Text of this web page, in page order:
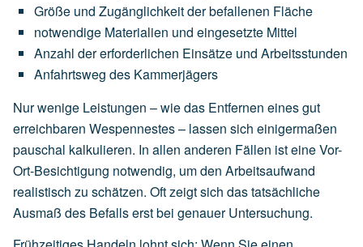
Größe und Zugänglichkeitderbefallenen Fläche
notwendige Materialien und eingesetzte Mittel
Anzahl dererforderlichen Einsätze und Arbeitsstunden
Anfahrtsweg des Kammerjägers
Nur wenige Leistungen – wie das Entfernen eines gut
erreichbaren Wespennestes – lassen sich einigermaßen
pauschal kalkulieren. In allen anderen Fällen ist eine Vor-
Ort-Besichtigung notwendig, um den Arbeitsaufwand
realistisch zu schätzen. Oft zeigt sich das tatsächliche
Ausmaß des Befalls erst bei genauer Untersuchung.